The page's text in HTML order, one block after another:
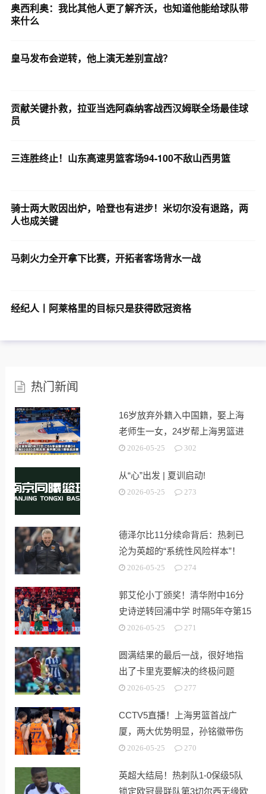
奥西利奥：我比其他人更了解齐沃，也知道他能给球队带
来什么
皇马发布会逆转，他上演无差别宣战？
贡献关键扑救，拉亚当选阿森纳客战西汉姆联全场最佳球
员
三连胜终止！山东高速男篮客场94-100不敌山西男篮
骑士两大败因出炉，哈登也有进步！米切尔没有退路，两
人也成关键
马刺火力全开拿下比赛，开拓者客场背水一战
经纪人丨阿莱格里的目标只是获得欧冠资格
热门新闻
16岁放弃外籍入中国籍，娶上海
老师生一女，24岁帮上海男篮进
决赛
2026-05-25 302
从“心”出发 | 夏训启动!
2026-05-25 273
德泽尔比11分续命背后：热刺已
沦为英超的“系统性风险样本”！
2026-05-25 274
郭艾伦小丁颁奖！清华附中16分
史诗逆转回浦中学 时隔5年夺第15
冠2026-05-25 271
圆满结果的最后一战，很好地指
出了卡里克要解决的终极问题
2026-05-25 277
CCTV5直播！上海男篮首战广
厦，两大优势明显，孙铭徽带伤
出战！
2026-05-25 270
英超大结局！热刺队1-0保级5队
锁定欧冠曼联队第3切尔西无缘欧